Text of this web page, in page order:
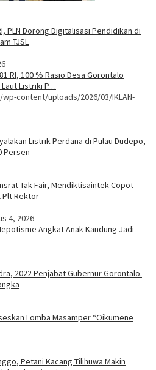
PLN Dorong Digitalisasi Pendidikan di
TJSL
RI, 100 % Rasio Desa Gorontalo
Listriki P…
content/uploads/2026/03/IKLAN-
Listrik Perdana di Pulau Dudepo,
Persen
Tak Fair, Mendiktisaintek Copot
Plt Rektor
4, 2026
Angkat Anak Kandung Jadi
2022 Penjabat Gubernur Gorontalo.
Lomba Masamper “Oikumene
Petani Kacang Tilihuwa Makin